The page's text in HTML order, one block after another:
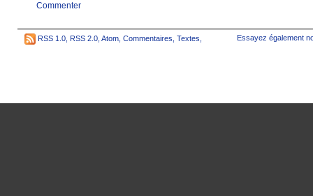
Commenter
RSS 1.0 RSS 2.0 Atom Commentaires Textes Essayez également